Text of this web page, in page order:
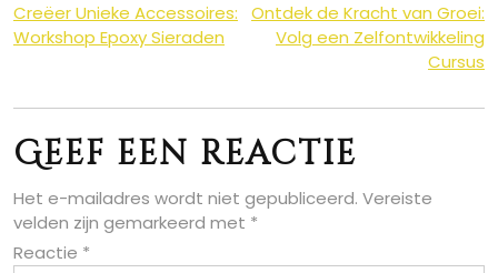
Berichtnavigatie
Creëer Unieke Accessoires:
Workshop Epoxy Sieraden
Ontdek de Kracht van Groei:
Volg een Zelfontwikkeling
Cursus
Geef een reactie
Het e-mailadres wordt niet gepubliceerd. Vereiste
velden zijn gemarkeerd met *
Reactie *